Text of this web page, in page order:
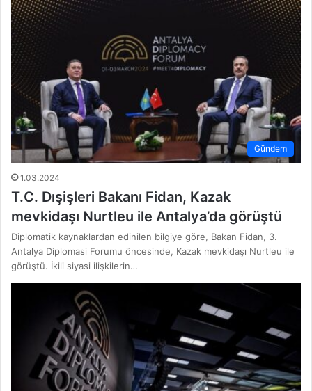
Gündem
1.03.2024
T.C. Dışişleri Bakanı Fidan, Kazak
mevkidaşı Nurtleu ile Antalya’da görüştü
Diplomatik kaynaklardan edinilen bilgiye göre, Bakan Fidan, 3.
Antalya Diplomasi Forumu öncesinde, Kazak mevkidaşı Nurtleu ile
görüştü. İkili siyasi ilişkilerin…